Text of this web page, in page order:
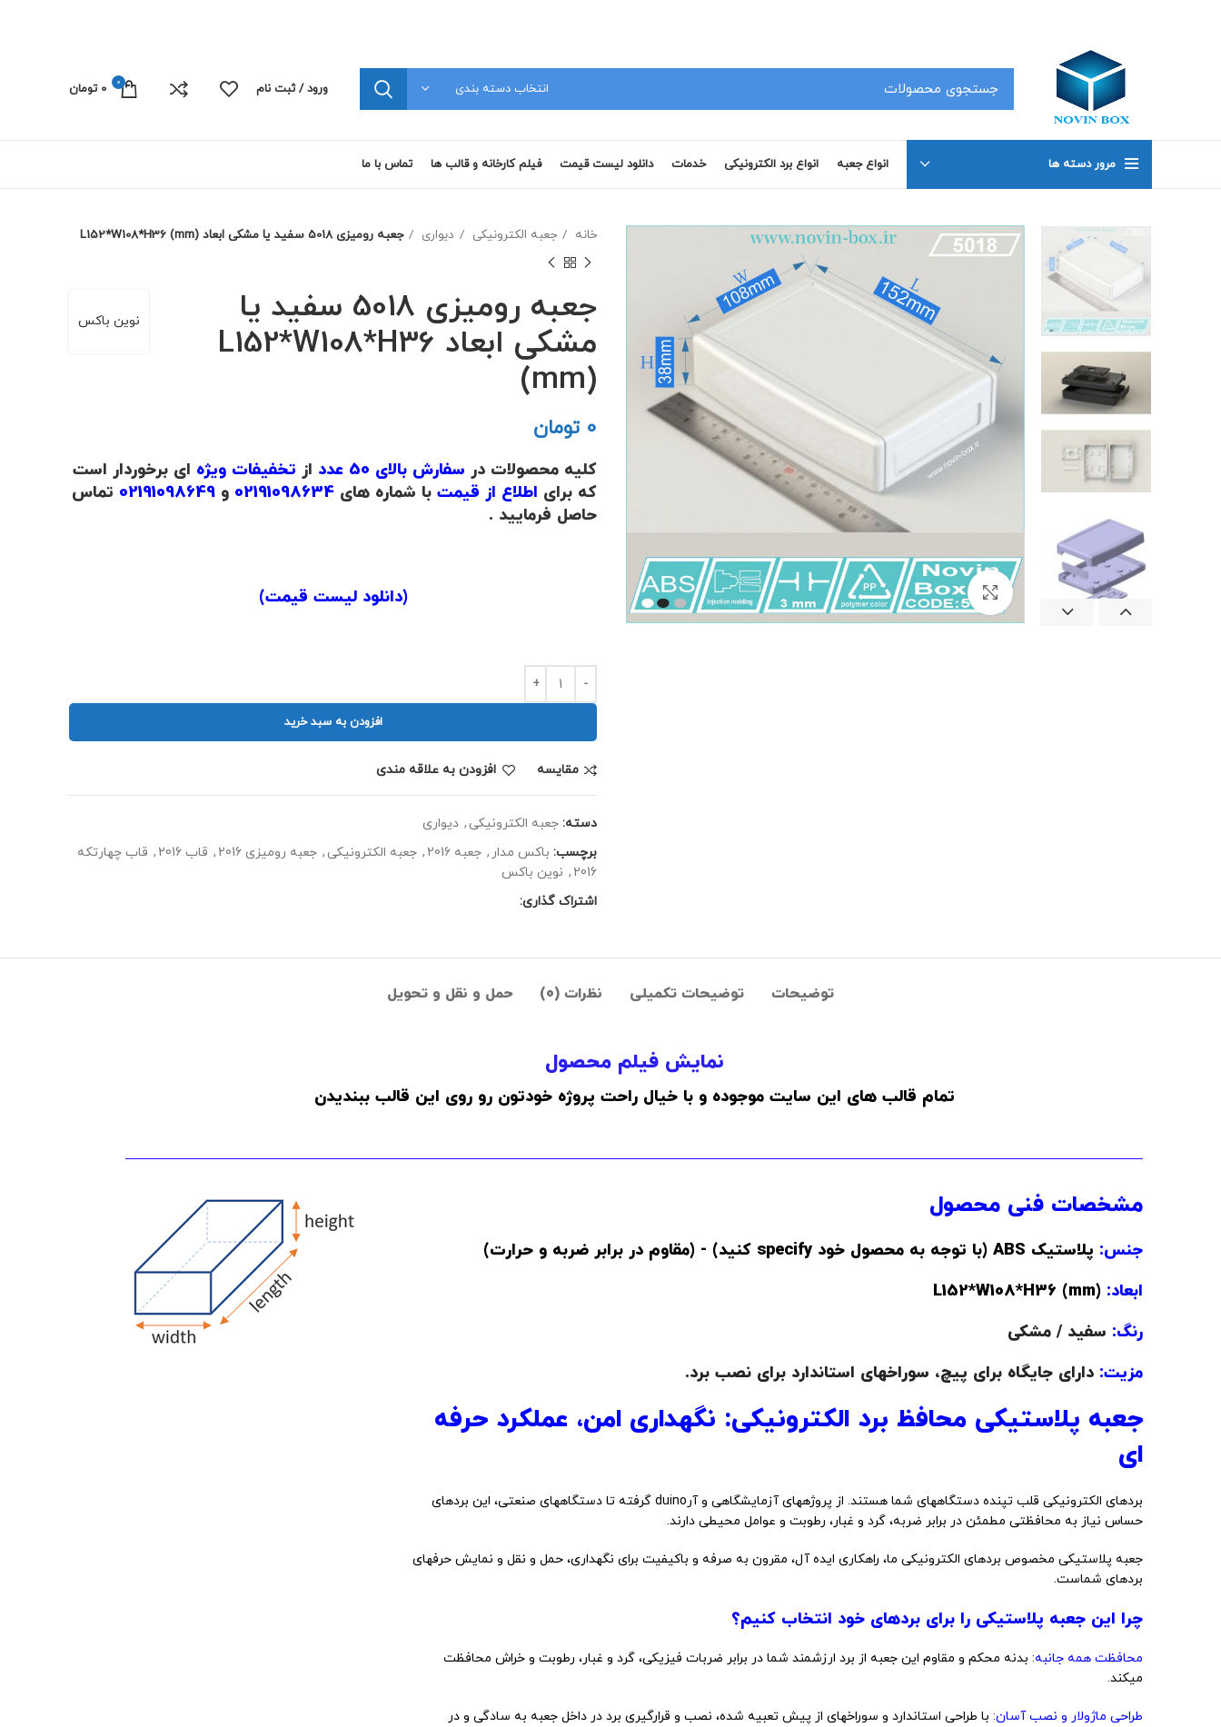
انتخاب دسته بندی ورود / ثبت نام 0
0 تومان
مرور دسته ها انواع جعبه انواع برد الکترونیکی خدمات دانلود لیست قیمت فیلم کارخانه و قالب ها تماس با ما
برای بزرگنمایی کلیک کنید
خانه جعبه الکترونیکی دیواری جعبه رومیزی 5018 سفید یا مشکی ابعاد L152*W108*H36 (mm)
نوین باکس
جعبه رومیزی 5018 سفید یا
مشکی ابعاد L152*W108*H36
(mm)
تومان
کلیه محصولات در سفارش بالای 50 عدد از تخفیفات ویژه ای برخوردار است
که برای اطلاع از قیمت با شماره های و 02191098649 تماس
حاصل فرمایید .
(دانلود لیست قیمت)
افزودن به سبد خرید
مقايسه افزودن به علاقه مندی
دسته: جعبه الکترونیکی , دیواری
برچسب: باکس مدار , جعبه 2016 , جعبه الکترونیکی , جعبه رومیزی 2016 , قاب 2016 , قاب چهارتکه
2016
, نوین باکس
اشتراک گذاری:
توضیحات توضیحات تکمیلی نظرات (0) حمل و نقل و تحویل
نمایش فیلم محصول
تمام قالب های این سایت موجوده و با خیال راحت پروژه خودتون رو روی این قالب ببندیدن
مشخصات فنی محصول
جنس: پلاستیک ABS (با توجه به محصول خود specify کنید) - (مقاوم در برابر ضربه و حرارت)
ابعاد: (L152*W108*H36 (mm
رنگ: سفید / مشکی
مزیت: دارای جایگاه برای پیچ، سوراخهای استاندارد برای نصب برد.
جعبه پلاستیکی محافظ برد الکترونیکی: نگهداری امن، عملکرد حرفه
ای
بردهای الکترونیکی قلب تپنده دستگاههای شما هستند. از پروژههای آزمایشگاهی و آرduino گرفته تا دستگاههای صنعتی، این بردهای
حساس نیاز به محافظتی مطمئن در برابر ضربه، گرد و غبار، رطوبت و عوامل محیطی دارند.
جعبه پلاستیکی مخصوص بردهای الکترونیکی ما، راهکاری ایده آل، مقرون به صرفه و باکیفیت برای نگهداری، حمل و نقل و نمایش حرفهای
بردهای شماست.
چرا این جعبه پلاستیکی را برای بردهای خود انتخاب کنیم؟
محافظت همه جانبه: بدنه محکم و مقاوم این جعبه از برد ارزشمند شما در برابر ضربات فیزیکی، گرد و غبار، رطوبت و خراش محافظت
میکند.
طراحی ماژولار و نصب آسان: با طراحی استاندارد و سوراخهای از پیش تعبیه شده، نصب و قرارگیری برد در داخل جعبه به سادگی و در